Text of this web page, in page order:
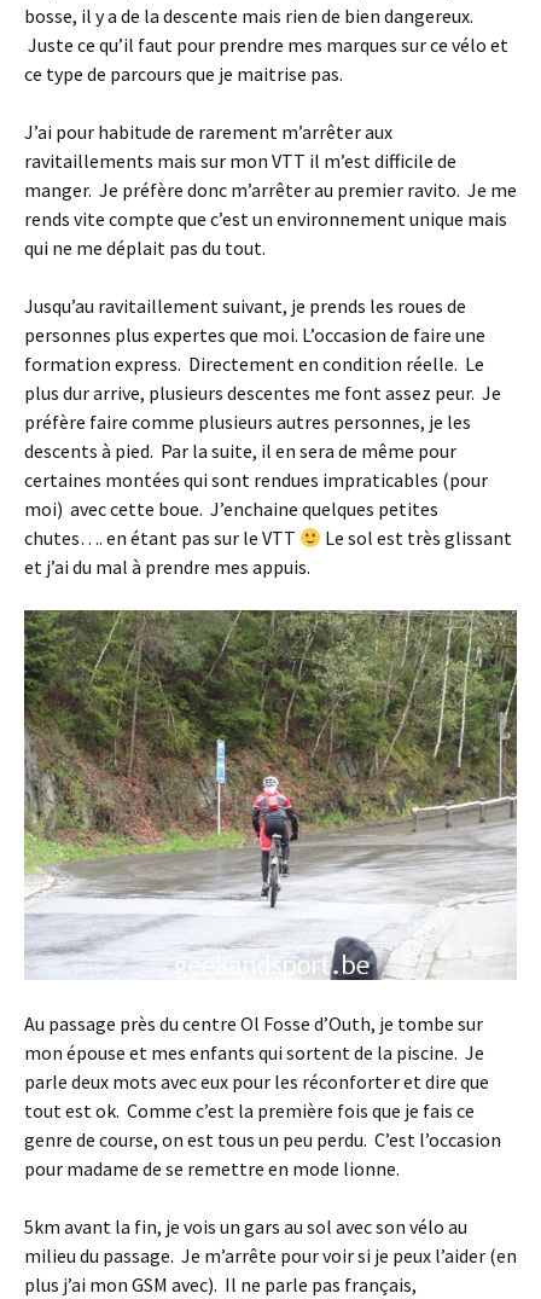
bosse, il y a de la descente mais rien de bien dangereux.
Juste ce qu’il faut pour prendre mes marques sur ce vélo et
ce type de parcours que je maitrise pas.
J’ai pour habitude de rarement m’arrêter aux
ravitaillements mais sur mon VTT il m’est difficile de
manger. Je préfère donc m’arrêter au premier ravito. Je me
rends vite compte que c’est un environnement unique mais
qui ne me déplait pas du tout.
Jusqu’au ravitaillement suivant, je prends les roues de
personnes plus expertes que moi. L’occasion de faire une
formation express. Directement en condition réelle. Le
plus dur arrive, plusieurs descentes me font assez peur. Je
préfère faire comme plusieurs autres personnes, je les
descents à pied. Par la suite, il en sera de même pour
certaines montées qui sont rendues impraticables (pour
moi) avec cette boue. J’enchaine quelques petites
chutes…. en étant pas sur le VTT
Le sol est très glissant
et j’ai du mal à prendre mes appuis.
Au passage près du centre Ol Fosse d’Outh, je tombe sur
mon épouse et mes enfants qui sortent de la piscine. Je
parle deux mots avec eux pour les réconforter et dire que
tout est ok. Comme c’est la première fois que je fais ce
genre de course, on est tous un peu perdu. C’est l’occasion
pour madame de se remettre en mode lionne.
5km avant la fin, je vois un gars au sol avec son vélo au
milieu du passage. Je m’arrête pour voir si je peux l’aider (en
plus j’ai mon GSM avec). Il ne parle pas français,